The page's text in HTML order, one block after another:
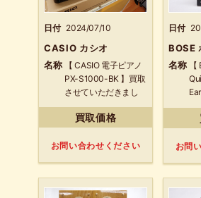
日付 2024/07/10
CASIO カシオ
名称
【 CASIO 電子ピアノ
PX-S1000-BK 】買取
させていただきまし
た！
買取価格
お問い合わせください
日付
BOSE
名称
お問